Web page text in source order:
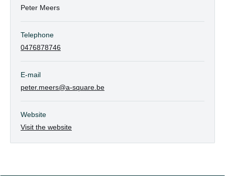
Peter Meers
Telephone
0476878746
E-mail
peter.meers@a-square.be
Website
Visit the website